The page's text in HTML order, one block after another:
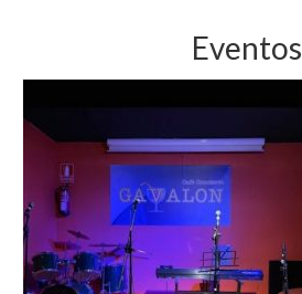
Eventos